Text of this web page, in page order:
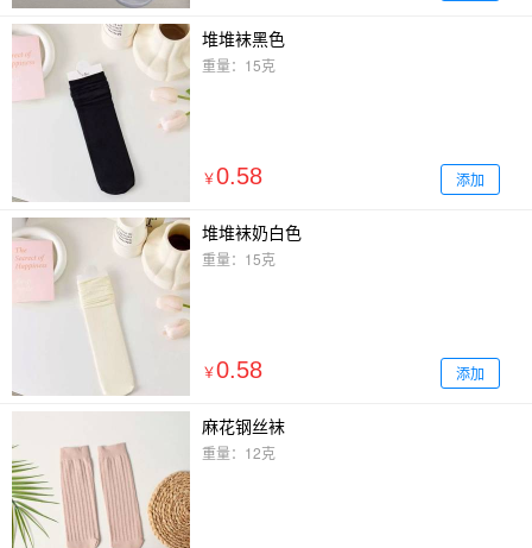
堆堆袜黑色
重量：15克
￥0.58 添加
堆堆袜奶白色
重量：15克
￥0.58 添加
麻花钢丝袜
重量：12克